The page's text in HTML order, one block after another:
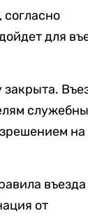
для
на
от